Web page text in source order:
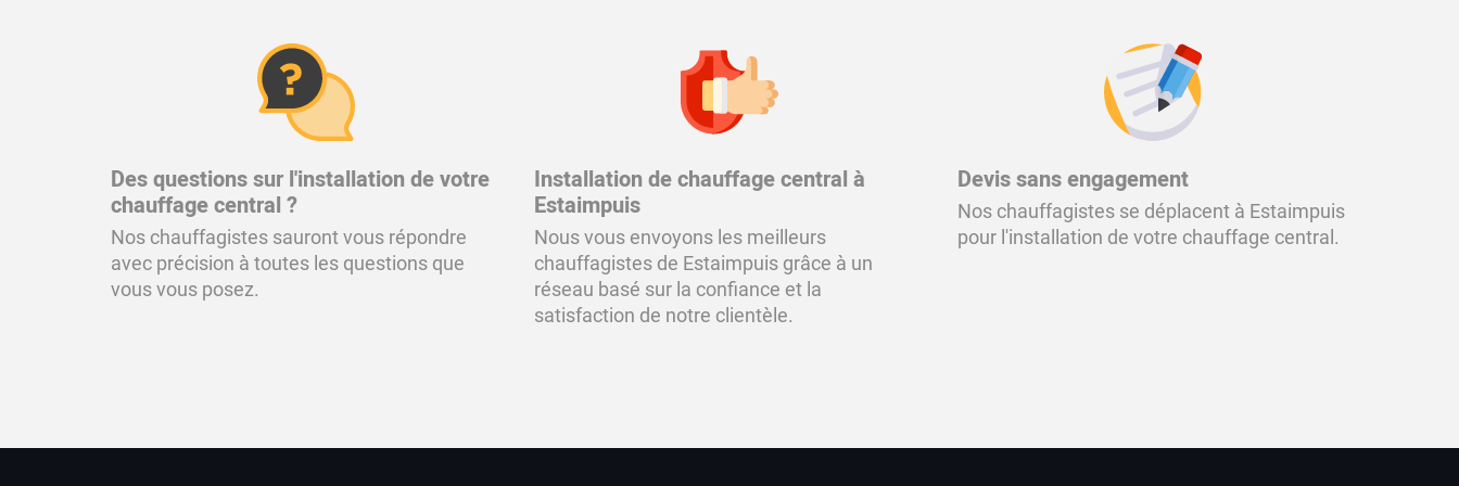
Des questions sur l'installation de votre
chauffage central ?
Nos chauffagistes sauront vous répondre
avec précision à toutes les questions que
vous vous posez.
Installation de chauffage central à
Estaimpuis
Nous vous envoyons les meilleurs
chauffagistes de Estaimpuis grâce à un
réseau basé sur la confiance et la
satisfaction de notre clientèle.
Devis sans engagement
Nos chauffagistes se déplacent à Estaimpuis
pour l'installation de votre chauffage central.